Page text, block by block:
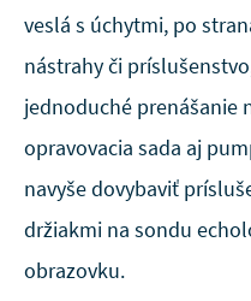
veslá s úchytmi, po
nástrahy či
jednoduché prenášanie
opravovacia sada aj
navyše dovybaviť
držiakmi na sondu
obrazovku.